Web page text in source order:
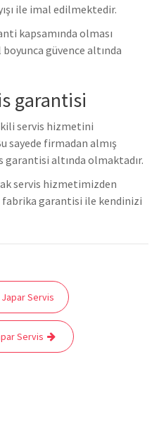
ile imal edilmektedir.
kapsamında olması
güvence altında
garantisi
servis hizmetini
sayede firmadan almış
altında olmaktadır.
servis hizmetimizden
garantisi ile kendinizi
Servis
Servis